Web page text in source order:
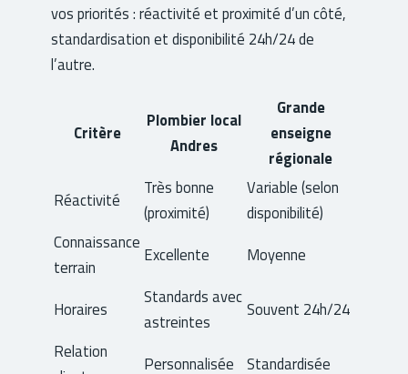
vos priorités : réactivité et proximité d’un côté,
standardisation et disponibilité 24h/24 de
l’autre.
Critère
Plombier local
Andres
Grande
enseigne
régionale
Réactivité
Très bonne
(proximité)
Variable (selon
disponibilité)
Connaissance
terrain
Excellente Moyenne
Horaires
Standards avec
astreintes
Souvent 24h/24
Relation
Personnalisée Standardisée